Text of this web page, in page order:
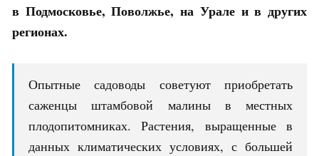
в Подмосковье, Поволжье, на Урале и в других
регионах.
Опытные садоводы советуют приобретать
саженцы штамбовой малины в местных
плодопитомниках. Растения, выращенные в
данных климатических условиях, с большей